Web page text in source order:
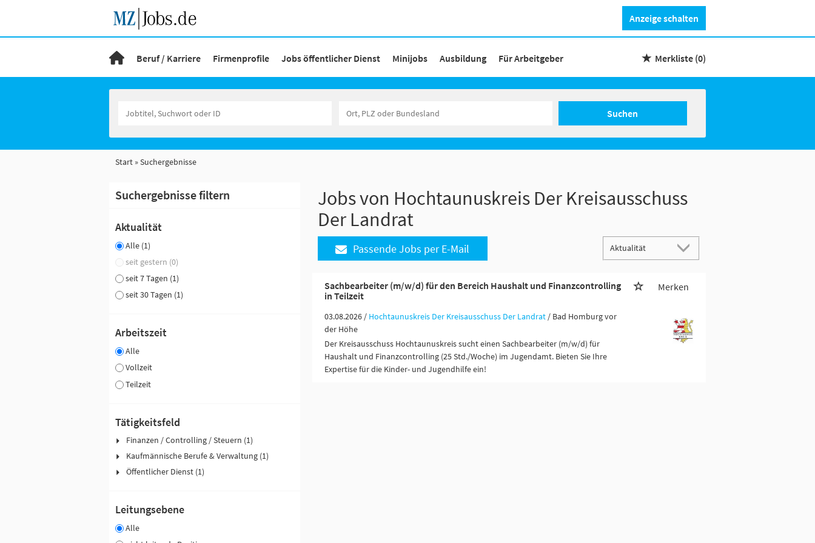
Anzeige schalten
Beruf / Karriere Firmenprofile Jobs öffentlicher Dienst Minijobs Ausbildung Für Arbeitgeber Merkliste (0)
Suchen
Start Suchergebnisse
Suchergebnisse filtern
Aktualität
Alle (1)
seit gestern (0)
seit 7 Tagen (1)
seit 30 Tagen (1)
Arbeitszeit
Alle
Vollzeit
Teilzeit
Tätigkeitsfeld
Finanzen / Controlling / Steuern (1)
Kaufmännische Berufe & Verwaltung (1)
Öffentlicher Dienst (1)
Leitungsebene
Alle
Jobs von Hochtaunuskreis Der Kreisausschuss
Der Landrat
Passende Jobs per E-Mail
Sachbearbeiter (m/w/d) für den Bereich Haushalt und Finanzcontrolling
in Teilzeit
Merken
03.08.2026 / Hochtaunuskreis Der Kreisausschuss Der Landrat / Bad Homburg vor
der Höhe
Der Kreisausschuss Hochtaunuskreis sucht einen Sachbearbeiter (m/w/d) für
Haushalt und Finanzcontrolling (25 Std./Woche) im Jugendamt. Bieten Sie Ihre
Expertise für die Kinder- und Jugendhilfe ein!